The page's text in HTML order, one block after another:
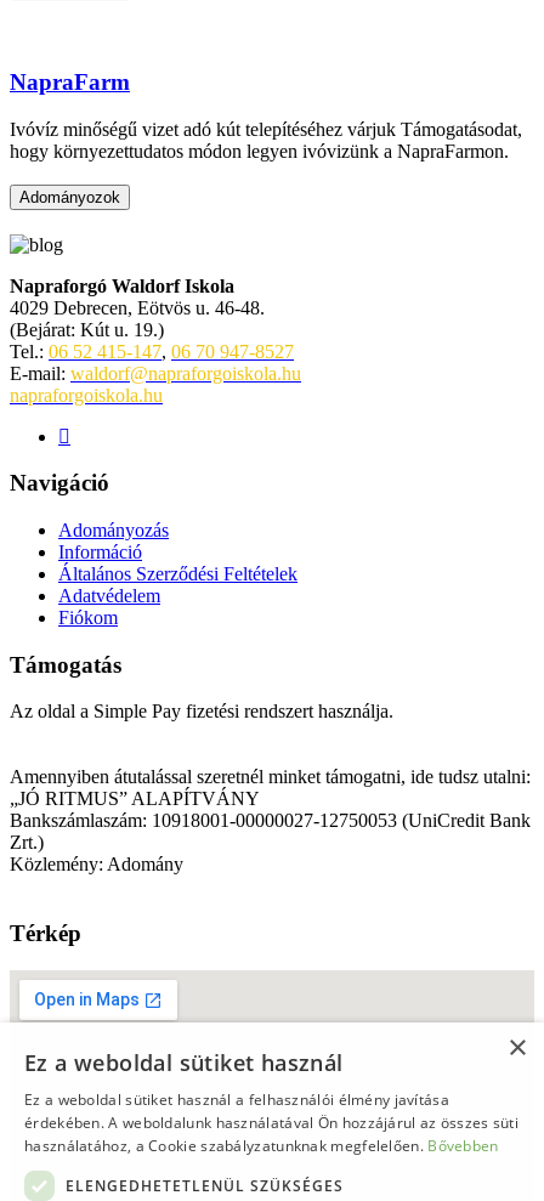
NapraFarm
Ivóvíz minőségű vizet adó kút telepítéséhez várjuk Támogatásodat,
hogy környezettudatos módon legyen ivóvizünk a NapraFarmon.
Adományozok
Napraforgó Waldorf Iskola
4029 Debrecen, Eötvös u. 46-48.
(Bejárat: Kút u. 19.)
Tel.: 06 52 415-147, 06 70 947-8527
E-mail: waldorf@napraforgoiskola.hu
napraforgoiskola.hu
Navigáció
Adományozás
Információ
Általános Szerződési Feltételek
Adatvédelem
Fiókom
Támogatás
Az oldal a Simple Pay fizetési rendszert használja.
Amennyiben átutalással szeretnél minket támogatni, ide tudsz utalni:
„JÓ RITMUS” ALAPÍTVÁNY
Bankszámlaszám: 10918001-00000027-12750053 (UniCredit Bank
Zrt.)
Közlemény: Adomány
Térkép
×
Ez a weboldal sütiket használ
Ez a weboldal sütiket használ a felhasználói élmény javítása
érdekében. A weboldalunk használatával Ön hozzájárul az összes süti
használatához, a Cookie szabályzatunknak megfelelően. Bővebben
ELENGEDHETETLENÜL SZÜKSÉGES